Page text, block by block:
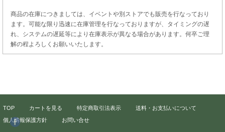
商品の在庫につきましては、イベントや別ストアでも販売を行なっており
ます。可能な限り迅速に在庫管理を行なっておりますが、タイミングの遅
れ、システムの遅延等により在庫表示が異なる場合があります。何卒ご理
解の程よろしくお願いいたします。
TOP カートを見る 特定商取引法表示
送料・お支払いについて
個人情報保護方針
お問い合せ